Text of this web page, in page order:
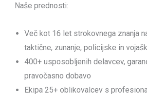
Naše prednosti:
Več kot 16 let strokovnega znanja
taktične, zunanje, policijske in
400+ usposobljenih delavcev,
pravočasno dobavo
Ekipa 25+ oblikovalcev s